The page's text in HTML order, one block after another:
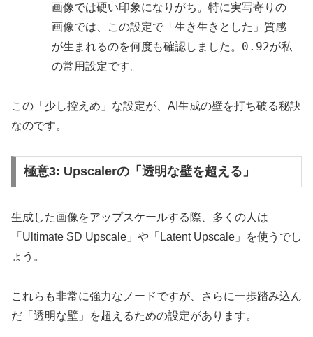
画像では硬い印象になりがち。特に実写寄りの
画像では、この設定で「生き生きとした」質感
が生まれるのを何度も確認しました。 0.92が私
の常用設定です。
この「少し控えめ」な設定が、AI生成の壁を打ち破る秘訣
なのです。
極意3: Upscalerの「透明な壁を超える」
生成した画像をアップスケールする際、多くの人は
「Ultimate SD Upscale」や「Latent Upscale」を使うでし
ょう。
これらも非常に強力なノードですが、さらに一歩踏み込ん
だ「透明な壁」を超えるための設定があります。